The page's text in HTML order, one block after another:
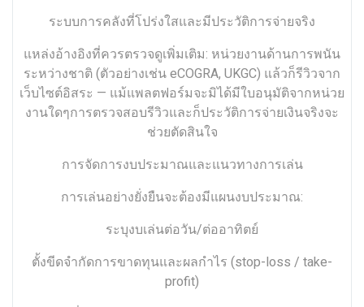
ระบบการคลังที่โปร่งใสและมีประวัติการจ่ายจริง
แหล่งอ้างอิงที่ควรตรวจดูเพิ่มเติม: หน่วยงานด้านการพนัน
ระหว่างชาติ (ตัวอย่างเช่น eCOGRA, UKGC) แล้วก็รีวิวจาก
เว็บไซต์อิสระ — แม้แพลตฟอร์มจะมิได้มีใบอนุมัติจากหน่วย
งานใดๆการตรวจสอบรีวิวและก็ประวัติการจ่ายเงินจริงจะ
ช่วยตัดสินใจ
การจัดการงบประมาณและแนวทางการเล่น
การเล่นอย่างยั่งยืนจะต้องมีแผนงบประมาณ:
ระบุงบเล่นต่อวัน/ต่ออาทิตย์
ตั้งขีดจำกัดการขาดทุนและผลกำไร (stop-loss / take-
profit)